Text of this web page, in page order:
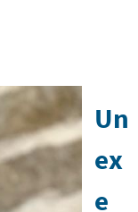
Un
ex
e